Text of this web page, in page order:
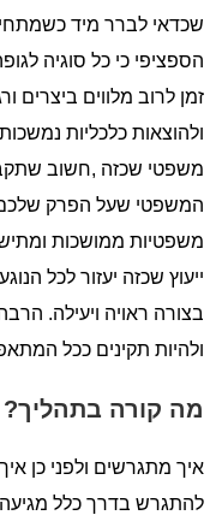
שכדאי לברר מיד
הספציפי כי כל סוגיה
זמן לרוב מלווים ביצרים
ולהוצאות כלכליות
משפטי שכזה ,חשוב
המשפטי שעל הפרק שלכם
משפטיות ממושכות
ייעוץ שכזה יעזור לכל
בצורה ראויה ויעילה.
ולהיות תקינים ככל
מה קורה בתהליך?
איך מתגרשים ולפני כן
להתגרש בדרך כלל